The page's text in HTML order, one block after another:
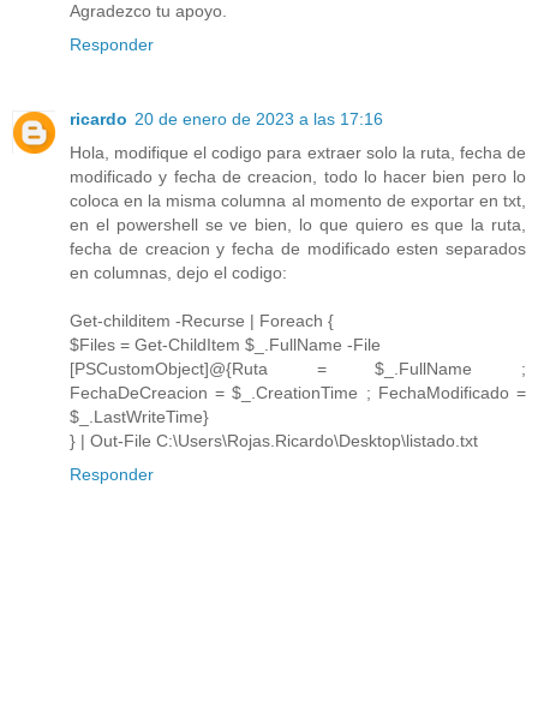
Agradezco tu apoyo.
Responder
ricardo 20 de enero de 2023 a las 17:16
Hola, modifique el codigo para extraer solo la ruta, fecha de
modificado y fecha de creacion, todo lo hacer bien pero lo
coloca en la misma columna al momento de exportar en txt,
en el powershell se ve bien, lo que quiero es que la ruta,
fecha de creacion y fecha de modificado esten separados
en columnas, dejo el codigo:
Get-childitem -Recurse | Foreach {
$Files = Get-ChildItem $_.FullName -File
[PSCustomObject]@{Ruta = $_.FullName ;
FechaDeCreacion = $_.CreationTime ; FechaModificado =
$_.LastWriteTime}
} | Out-File C:\Users\Rojas.Ricardo\Desktop\listado.txt
Responder